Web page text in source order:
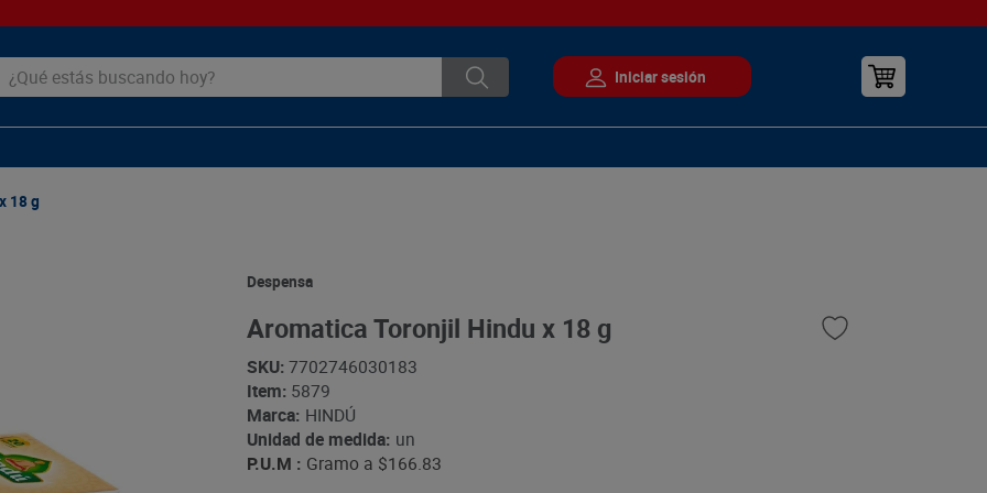
estás buscando hoy?
18 g
Despensa
Aromatica Toronjil Hindu x 18 g
SKU: 7702746030183
Item: 5879
Marca: HINDÚ
Unidad de medida: un
P.U.M : Gramo a $166.83